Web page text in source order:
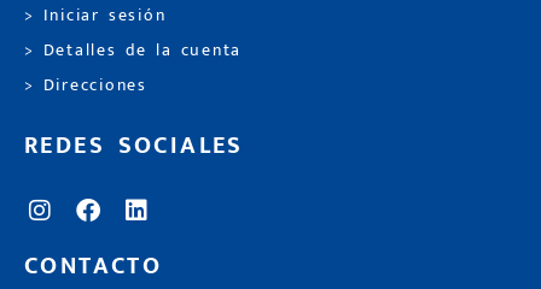
> Iniciar sesión
> Detalles de la cuenta
> Direcciones
REDES SOCIALES
CONTACTO